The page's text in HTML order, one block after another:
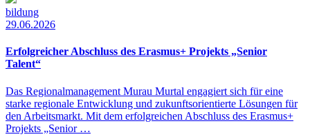
bildung
29.06.2026
Erfolgreicher Abschluss des Erasmus+ Projekts „Senior
Talent“
Das Regionalmanagement Murau Murtal engagiert sich für eine
starke regionale Entwicklung und zukunftsorientierte Lösungen für
den Arbeitsmarkt. Mit dem erfolgreichen Abschluss des Erasmus+
Projekts „Senior …